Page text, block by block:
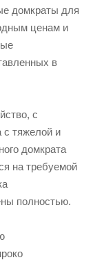
домкраты для
ценам и
в
с
с тяжелой и
домкрата
на требуемой
полностью.